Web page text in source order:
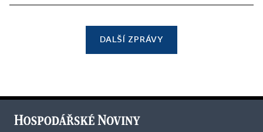
DALŠÍ ZPRÁVY